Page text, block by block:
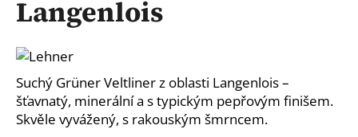
Langenlois
Suchý Grüner Veltliner z oblasti Langenlois –
šťavnatý, minerální a s typickým pepřovým finišem.
Skvěle vyvážený, s rakouským šmrncem.
a
j
í
t
?